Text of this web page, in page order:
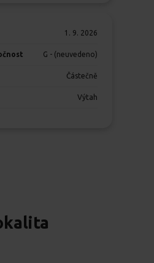
1. 9. 2026
G - (neuvedeno)
Částečně
Výtah